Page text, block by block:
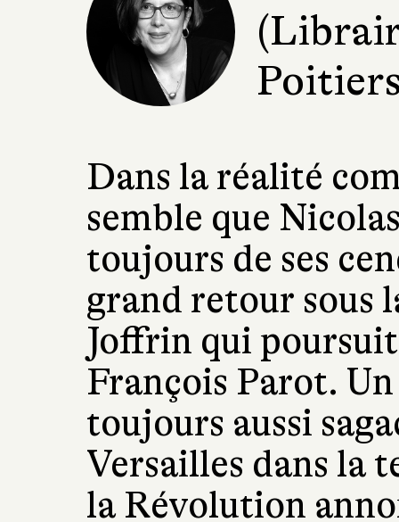
Dans la réalité
semble que
toujours de ses
grand retour sous
Joffrin qui
François Parot.
toujours aussi
Versailles dans la
la Révolution